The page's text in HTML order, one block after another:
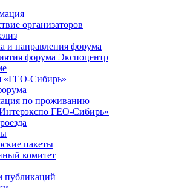
организаторов
и направления форума
форума Экспоцентр
«ГЕО-Сибирь»
по проживанию
ГЕО-Сибирь»
пакеты
комитет
публикаций